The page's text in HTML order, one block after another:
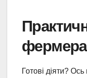
фермера
Готові діяти?